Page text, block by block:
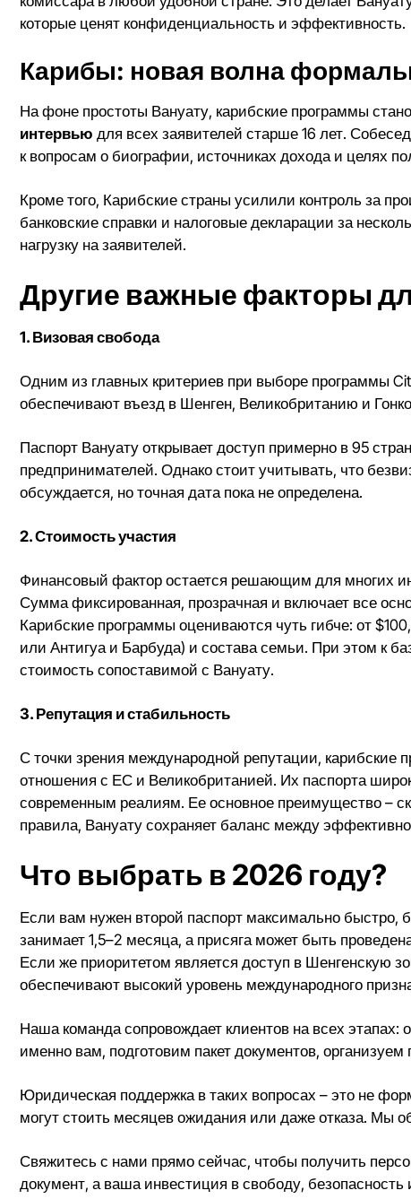
которые ценят конфиденциальность и эффективность.
Карибы: новая волна
На фоне простоты Вануату, карибские программы
интервью для всех заявителей старше 16 лет.
к вопросам о биографии, источниках дохода и целях
Кроме того, Карибские страны усилили контроль за
банковские справки и налоговые декларации за
нагрузку на заявителей.
Другие важные факторы
1. Визовая свобода
Одним из главных критериев при выборе программы
обеспечивают въезд в Шенген, Великобританию и
Паспорт Вануату открывает доступ примерно в 95
предпринимателей. Однако стоит учитывать, что
обсуждается, но точная дата пока не определена.
2. Стоимость участия
Финансовый фактор остается решающим для многих
Сумма фиксированная, прозрачная и включает все
Карибские программы оцениваются чуть гибче: от
или Антигуа и Барбуда) и состава семьи. При этом к
стоимость сопоставимой с Вануату.
3. Репутация и стабильность
С точки зрения международной репутации,
отношения с ЕС и Великобританией. Их паспорта
современным реалиям. Ее основное преимущество –
правила, Вануату сохраняет баланс между
Что выбрать в 2026 году?
Если вам нужен второй паспорт максимально быстро,
занимает 1,5–2 месяца, а присяга может быть
Если же приоритетом является доступ в Шенгенскую
обеспечивают высокий уровень международного
Наша команда сопровождает клиентов на всех
именно вам, подготовим пакет документов,
Юридическая поддержка в таких вопросах – это не
могут стоить месяцев ожидания или даже отказа. Мы
Свяжитесь с нами прямо сейчас, чтобы получить
документ, а ваша инвестиция в свободу,